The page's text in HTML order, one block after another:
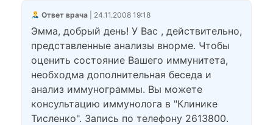
Ответ врача| 24.11.2008 19:18
Эмма, добрый день! У Вас , действительно,
представленные анализы внорме. Чтобы
оценить состояние Вашего иммунитета,
необходма дополнительная беседа и
анализ иммунограммы. Вы можете
консультацию иммунолога в "Клинике
Тисленко". Запись по телефону 2613800.